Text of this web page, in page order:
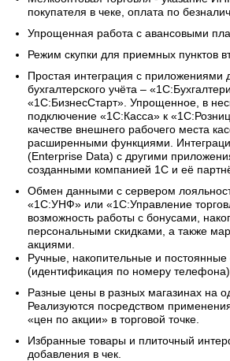
покупателя в чеке, оплата по
Упрощенная работа с авансовыми
Режим скупки для приемных пунктов
Простая интеграция с приложениями
бухгалтерского учёта –
«1С:БизнесСтарт». Упрощенное, в
подключение «1С:Касса» к
качестве внешнего рабочего места
расширенными функциями.
(Enterprise Data) с другими
созданными компанией 1С и её
Обмен данными с сервером
«1С:УНФ» или «1С:Управление
возможность работы с бонусами,
персональными скидками, а также
акциями.
Ручные, накопительные и постоянные
(идентификация по номеру телефона).
Разные цены в разных магазинах на
Реализуются посредством
«цен по акции» в торговой точке.
Избранные товары и плиточный
добавления в чек.